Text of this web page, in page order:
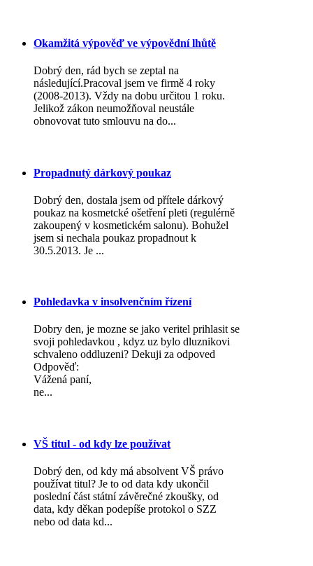
Okamžitá výpověď ve výpovědní lhůtě
Dobrý den, rád bych se zeptal na
následující.Pracoval jsem ve firmě 4 roky
(2008-2013). Vždy na dobu určitou 1 roku.
Jelikož zákon neumožňoval neustále
obnovovat tuto smlouvu na do...
Propadnutý dárkový poukaz
Dobrý den, dostala jsem od přítele dárkový
poukaz na kosmetcké ošetření pleti (regulérně
zakoupený v kosmetickém salonu). Bohužel
jsem si nechala poukaz propadnout k
30.5.2013. Je ...
Pohledavka v insolvenčním řízení
Dobry den, je mozne se jako veritel prihlasit se
svoji pohledavkou , kdyz uz bylo dluznikovi
schvaleno oddluzeni? Dekuji za odpoved
Odpověď:
Vážená paní,
ne...
VŠ titul - od kdy lze používat
Dobrý den, od kdy má absolvent VŠ právo
používat titul? Je to od data kdy ukončil
poslední část státní závěrečné zkoušky, od
data, kdy děkan podepíše protokol o SZZ
nebo od data kd...